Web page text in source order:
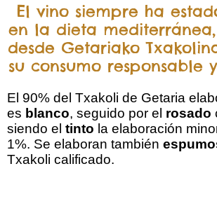
El vino siempre ha
en la dieta
desde Getariako
su consumo responsable
El 90% del Txakoli de Getaria
es blanco, seguido por el rosado
siendo el tinto la elaboración
1%. Se elaboran también
Txakoli calificado.